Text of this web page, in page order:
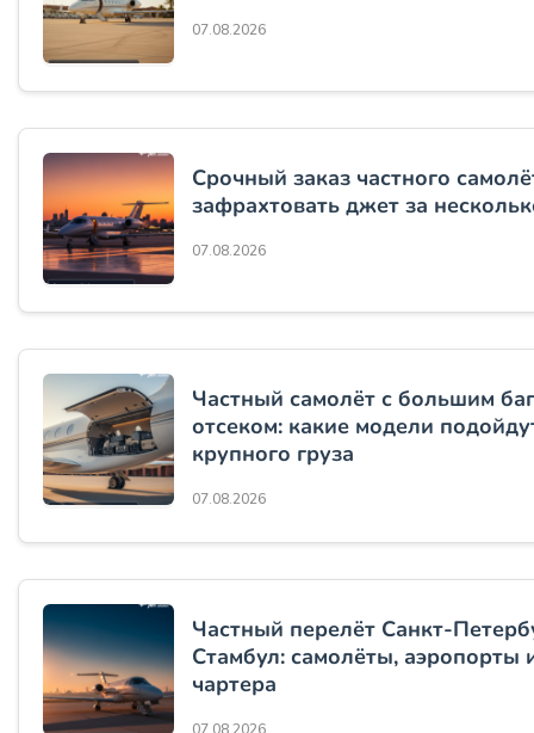
07.08.2026
Срочный заказ частного
зафрахтовать джет за
07.08.2026
Частный самолёт с большим
отсеком: какие модели
крупного груза
07.08.2026
Частный перелёт Санкт-
Стамбул: самолёты, аэропорты
чартера